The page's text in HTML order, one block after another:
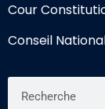
Cour
Conseil